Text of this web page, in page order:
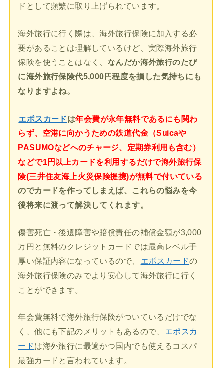
ドとして頻繁に取り上げられています。
海外旅行に行く際は、海外旅行保険に加入する必
要があることは理解しているけど、実際海外旅行
保険を使うことはなく、 なんだか海外旅行のたび
に海外旅行保険代5,000円程度を損した気持ちにも
なりますよね。
エポスカードは年会費が永年無料であるにも関わ
らず、空港に向かうための鉄道代金（Suicaや
PASUMOなどへのチャージ、定期券利用も含む）
などで1円以上カードを利用するだけで海外旅行保
険(三井住友海上火災保険提携)が無料で付いている
のでカードを作ってしまえば、これらの悩みを今
後将来に渡って解決してくれます。
傷害死亡・後遺障害や賠償責任の補償金額が3,000
万円と無料のクレジットカードでは最高レベル手
厚い保証内容になっているので、
エポスカードの
海外旅行保険のみでより安心して海外旅行に行く
ことができます。
年会費無料で海外旅行保険がついているだけでな
く、他にも下記のメリットもあるので、
エポスカ
ードは海外旅行に最適かつ国内でも使えるコスパ
最強カードと言われています。